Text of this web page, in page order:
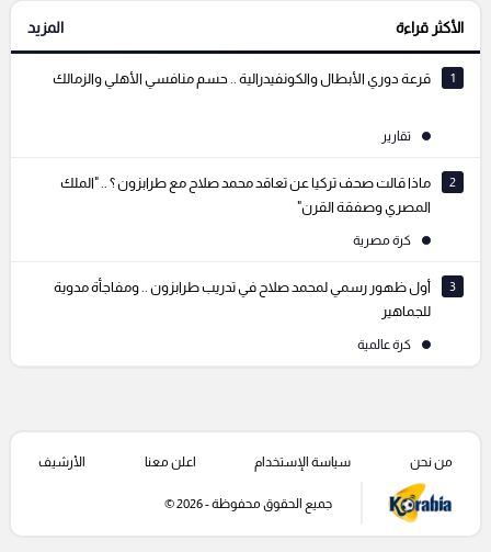
التعليقات السابقة
الأكثر قراءة المزيد
1 قرعة دوري الأبطال والكونفيدرالية .. حسم منافسي الأهلي والزمالك
تقارير
2
ماذا قالت صحف تركيا عن تعاقد محمد صلاح مع طرابزون ؟ .. "الملك
المصري وصفقة القرن"
كرة مصرية
3
أول ظهور رسمي لمحمد صلاح في تدريب طرابزون .. ومفاجأة مدوية
للجماهير
كرة عالمية
من نحن سياسة الإستخدام اعلن معنا الأرشيف
جميع الحقوق محفوظة - 2026 ©